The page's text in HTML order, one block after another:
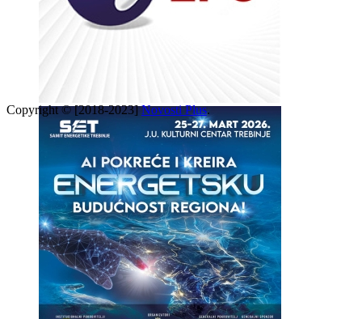
Copyright © [2018-2023]Novosti Plus.